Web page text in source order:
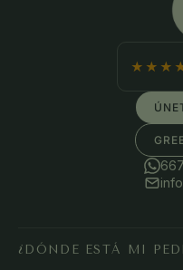
¿DÓNDE ESTÁ MI